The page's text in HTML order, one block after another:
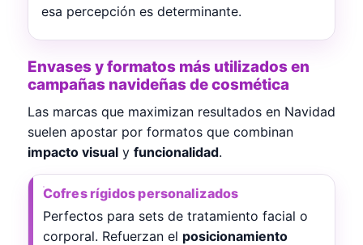
esa percepción es determinante.
Envases y formatos más utilizados en
campañas navideñas de cosmética
Las marcas que maximizan resultados en Navidad
suelen apostar por formatos que combinan
impacto visual y funcionalidad.
Cofres rígidos personalizados
Perfectos para sets de tratamiento facial o
corporal. Refuerzan el posicionamiento